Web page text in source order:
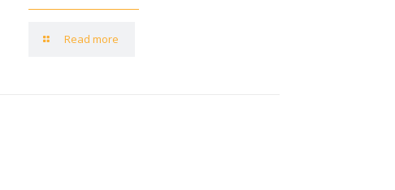
Read more